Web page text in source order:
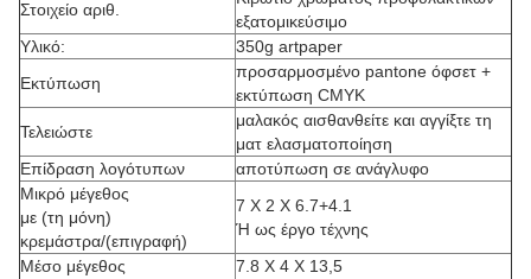
Στοιχείο αριθ.
εξατομικεύσιμο
Υλικό:
350g artpaper
Εκτύπωση
προσαρμοσμένο pantone όφσετ +
εκτύπωση CMYK
Τελειώστε
μαλακός αισθανθείτε και αγγίξτε τη
ματ ελασματοποίηση
Επίδραση λογότυπων
αποτύπωση σε ανάγλυφο
Μικρό μέγεθος
με (τη μόνη)
κρεμάστρα/(επιγραφή)
7 X 2 X 6.7+4.1
Ή ως έργο τέχνης
Μέσο μέγεθος
7.8 X 4 X 13,5